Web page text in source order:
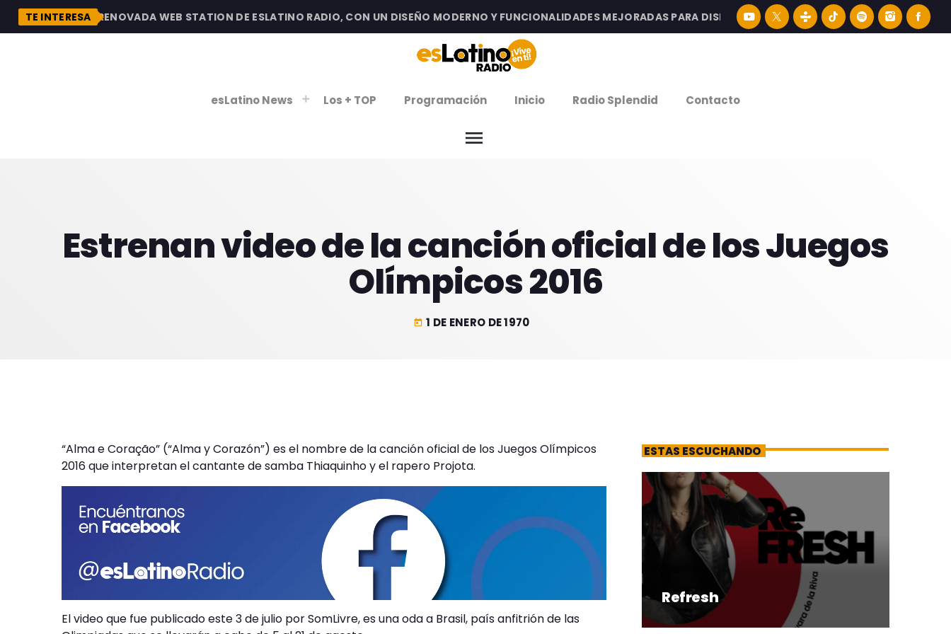
TE INTERESA
DESCUBRE LA RENOVADA WEB STATION DE ESLATINO RADIO, CON UN DISEÑO MODERNO Y FUNCIONALIDADES MEJORADAS PARA DISFRUTAR LA MEJOR MÚSICA LATINA Y
esLatino News Los + TOP Programación Inicio Radio Splendid Contacto
menu
PROGRAMACIÓN
Estrenan video de la canción oficial de los Juegos
Olímpicos 2016
today 1 DE ENERO DE 1970
“Alma e Coração” (“Alma y Corazón”) es el nombre de la canción oficial de los Juegos Olímpicos
2016 que interpretan el cantante de samba Thiaquinho y el rapero Projota.
El video que fue publicado este 3 de julio por SomLivre, es una oda a Brasil, país anfitrión de las
ESTAS ESCUCHANDO
Refresh